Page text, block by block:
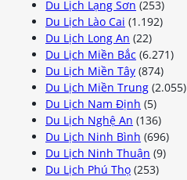
Du Lịch Lạng Sơn (253)
Du Lịch Lào Cai (1.192)
Du Lịch Long An (22)
Du Lịch Miền Bắc (6.271)
Du Lịch Miền Tây (874)
Du Lịch Miền Trung (2.055)
Du Lịch Nam Định (5)
Du Lịch Nghệ An (136)
Du Lịch Ninh Bình (696)
Du Lịch Ninh Thuận (9)
Du Lịch Phú Thọ (253)